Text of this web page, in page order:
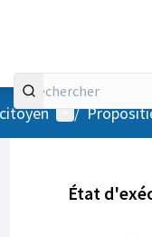
Menu
/
État